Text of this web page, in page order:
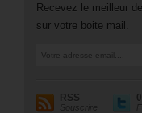
Recevez le meilleur
sur votre boite mail.
RSS
Souscrire
0